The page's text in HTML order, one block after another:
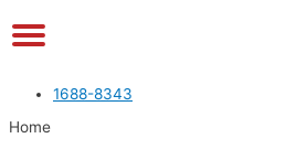
1688-8343
Home